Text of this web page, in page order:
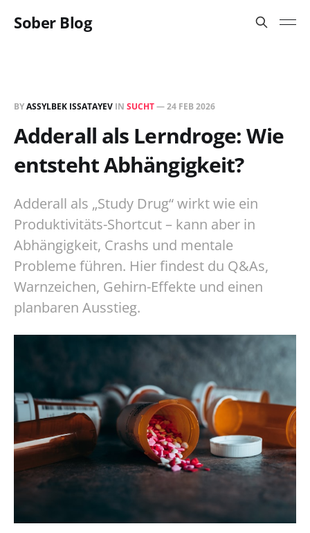
Sober Blog
BYASSYLBEK ISSATAYEV IN SUCHT—24 FEB 2026
Adderall als Lerndroge: Wie
entsteht Abhängigkeit?
Adderall als „Study Drug“ wirkt wie ein
Produktivitäts-Shortcut – kann aber in
Abhängigkeit, Crashs und mentale
Probleme führen. Hier findest du Q&As,
Warnzeichen, Gehirn-Effekte und einen
planbaren Ausstieg.